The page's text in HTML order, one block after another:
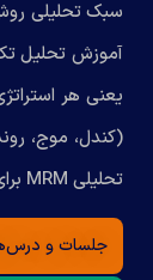
سبک تحلیلی
آموزش تحلیل
یعنی هر
(کندل، موج،
تحلیلی MRM برای تحلیل دقیق و درست “روند” استفاده می‌شود.
جلسات و